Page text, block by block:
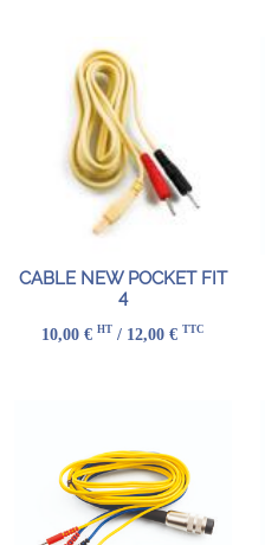
CABLE NEW POCKET FIT
4
10,00 € HT / 12,00 € TTC